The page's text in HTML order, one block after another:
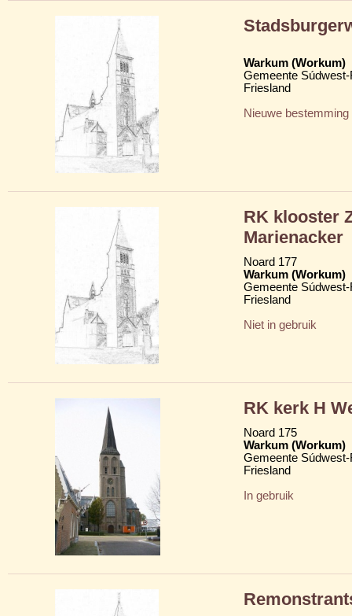
Warkum (Workum)
Gemeente
Friesland
Nieuwe bestemming
RK klooster
Marienacker
Noard 177
Warkum (Workum)
Gemeente
Friesland
Niet in gebruik
RK kerk H
Noard 175
Warkum (Workum)
Gemeente
Friesland
In gebruik